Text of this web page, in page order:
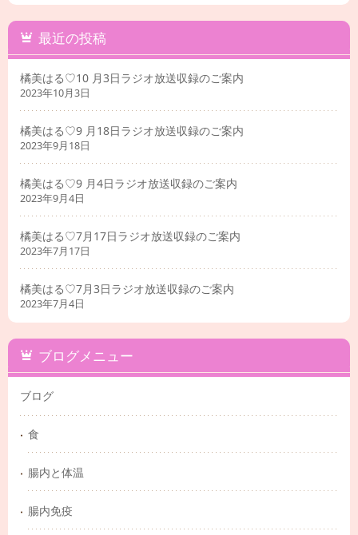
最近の投稿
橘美はる♡10 月3日ラジオ放送収録のご案内
2023年10月3日
橘美はる♡9 月18日ラジオ放送収録のご案内
2023年9月18日
橘美はる♡9 月4日ラジオ放送収録のご案内
2023年9月4日
橘美はる♡7月17日ラジオ放送収録のご案内
2023年7月17日
橘美はる♡7月3日ラジオ放送収録のご案内
2023年7月4日
ブログメニュー
ブログ
食
腸内と体温
腸内免疫